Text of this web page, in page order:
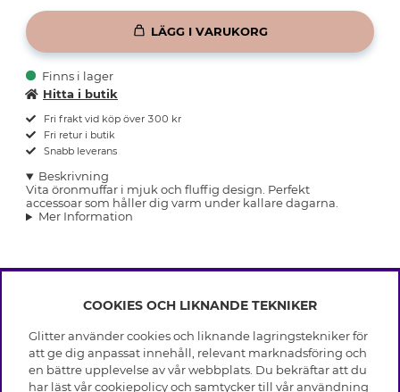
LÄGG I VARUKORG
Finns i lager
Hitta i butik
Fri frakt vid köp över 300 kr
Fri retur i butik
Snabb leverans
Beskrivning
Vita öronmuffar i mjuk och fluffig design. Perfekt
accessoar som håller dig varm under kallare dagarna.
Mer Information
INFO
Leverans
Villkor
Integritetspolicy
OM GLITTER
COOKIES OCH LIKNANDE TEKNIKER
Glitter använder cookies och liknande lagringstekniker för
att ge dig anpassat innehåll, relevant marknadsföring och
en bättre upplevelse av vår webbplats. Du bekräftar att du
har läst vår cookiepolicy och samtycker till vår användning